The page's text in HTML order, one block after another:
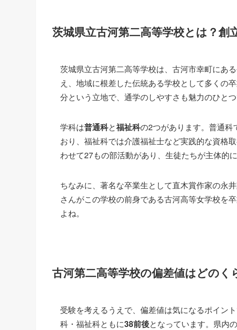
茨城県立古河第二高等学校とは？創
茨城県立古河第二高等学校は、古河市幸町にあ
え、地域に根差した伝統ある学校として多くの
分という立地で、通学のしやすさも魅力のひとつ
学科は普通科と福祉科の2つがあります。普通科
おり、福祉科では介護福祉士など実践的な資格
わせて27もの部活動があり、生徒たちが主体的
ちなみに、著名な卒業生として直木賞作家の永
さんがこの学校の前身である古河高等女学校を
よね。
古河第二高等学校の偏差値はどのく
受験を考えるうえで、偏差値は気になるポイン
科・福祉科ともに38前後となっています。県内